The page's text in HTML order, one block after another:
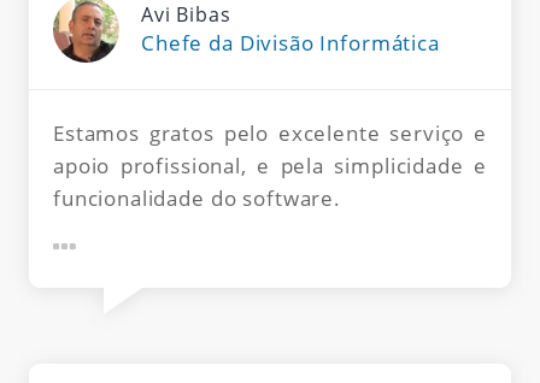
Avi Bibas
Chefe da Divisão Informática
Estamos gratos pelo excelente serviço e
apoio profissional, e pela simplicidade e
funcionalidade do software.